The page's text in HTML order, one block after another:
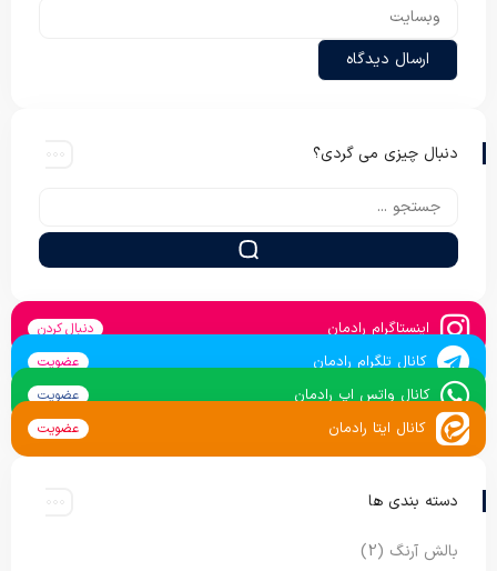
دنبال چیزی می گردی؟
اینستاگرام رادمان دنبال کردن
کانال تلگرام رادمان عضویت
کانال واتس اپ رادمان عضویت
کانال ایتا رادمان عضویت
دسته بندی ها
بالش آرنگ (2)